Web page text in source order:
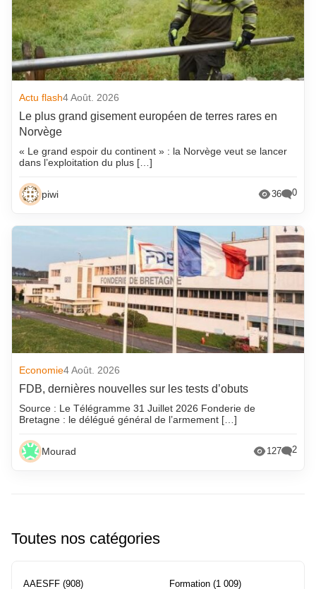
Actu flash4 Août. 2026
Le plus grand gisement européen de terres rares en
Norvège
« Le grand espoir du continent » : la Norvège veut se lancer
dans l’exploitation du plus […]
piwi 36 0
Economie4 Août. 2026
FDB, dernières nouvelles sur les tests d’obuts
Source : Le Télégramme 31 Juillet 2026 Fonderie de
Bretagne : le délégué général de l’armement […]
Mourad 127 2
Toutes nos catégories
AAESFF (908) Formation (1 009)